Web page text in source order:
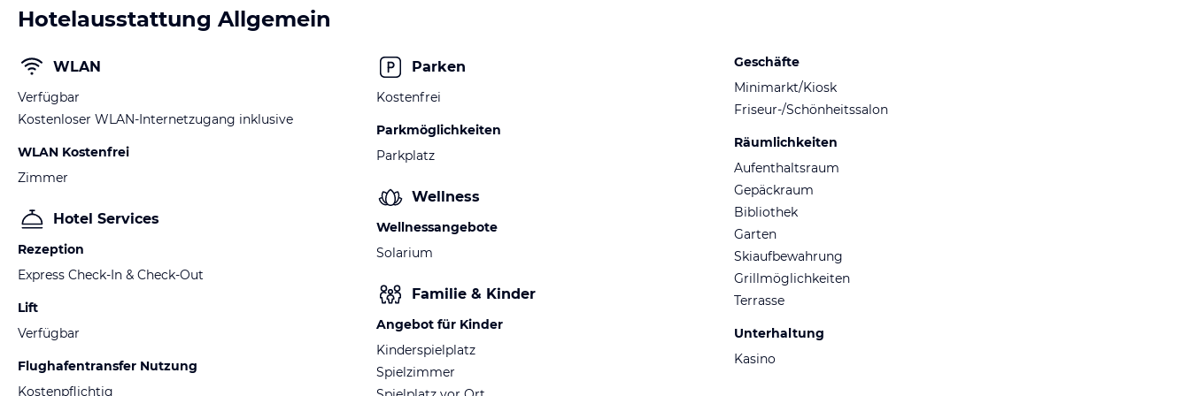
Hotelausstattung Allgemein
WLAN
Verfügbar
Kostenloser WLAN-Internetzugang inklusive
WLAN Kostenfrei
Zimmer
Hotel Services
Rezeption
Express Check-In & Check-Out
Lift
Verfügbar
Flughafentransfer Nutzung
Kostenpflichtig
Parken
Kostenfrei
Parkmöglichkeiten
Parkplatz
Wellness
Wellnessangebote
Solarium
Familie & Kinder
Angebot für Kinder
Kinderspielplatz
Spielzimmer
Geschäfte
Minimarkt/Kiosk
Friseur-/Schönheitssalon
Räumlichkeiten
Aufenthaltsraum
Gepäckraum
Bibliothek
Garten
Skiaufbewahrung
Grillmöglichkeiten
Terrasse
Unterhaltung
Kasino